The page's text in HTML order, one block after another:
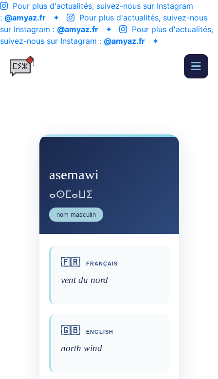
Pour plus d'actualités, suivez-nous sur Instagram
: @amyaz.fr ✦
Pour plus d'actualités, suivez-nous
sur Instagram : @amyaz.fr ✦
Pour plus d'actualités,
suivez-nous sur Instagram : @amyaz.fr ✦
asemawi
ⴰⵙⵎⴰⵡⵉ
nom masculin
🇫🇷 FRANÇAIS
vent du nord
🇬🇧 ENGLISH
north wind